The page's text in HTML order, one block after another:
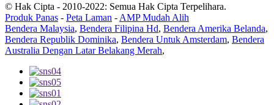
© Hak Cipta - 2010-2022: Semua Hak Cipta Terpelihara.
Produk Panas - Peta Laman - AMP Mudah Alih
Bendera Malaysia, Bendera Filipina Hd, Bendera Amerika Belanda,
Bendera Republik Dominika, Bendera Untuk Amsterdam, Bendera
Australia Dengan Latar Belakang Merah,